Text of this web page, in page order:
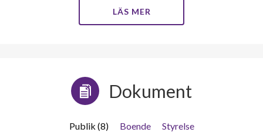
LÄS MER
Dokument
Publik (8) Boende
Styrelse